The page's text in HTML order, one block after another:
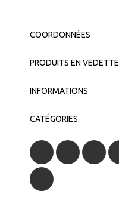
COORDONNÉES
PRODUITS EN VEDETTE
INFORMATIONS
CATÉGORIES